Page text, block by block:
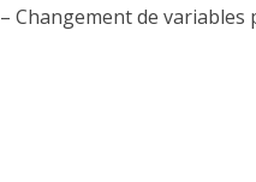
– Changement de